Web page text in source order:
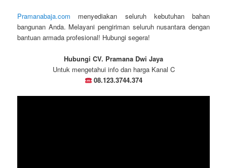
Pramanabaja.com menyediakan seluruh kebutuhan bahan
bangunan Anda. Melayani pengiriman seluruh nusantara dengan
bantuan armada profesional! Hubungi segera!
Hubungi CV. Pramana Dwi Jaya
Untuk mengetahui info dan harga Kanal C
08.123.3744.374